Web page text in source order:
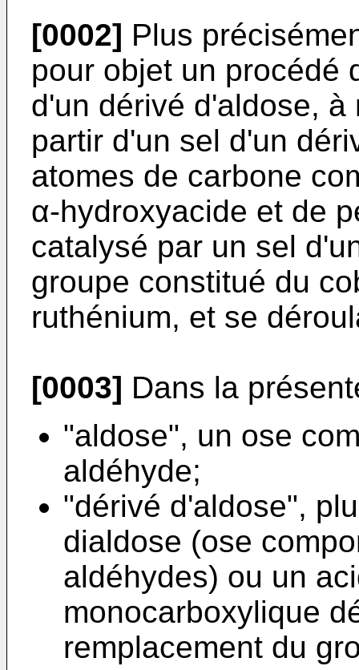
[0002] Plus
pour objet un procédé
d'un dérivé d'aldose,
partir d'un sel d'un
atomes de carbone
α-hydroxyacide et de
catalysé par un sel
groupe constitué du
ruthénium, et se
[0003] Dans la
"aldose", un ose
aldéhyde;
"dérivé d'aldose",
dialdose (ose
aldéhydes) ou un
monocarboxylique
remplacement du